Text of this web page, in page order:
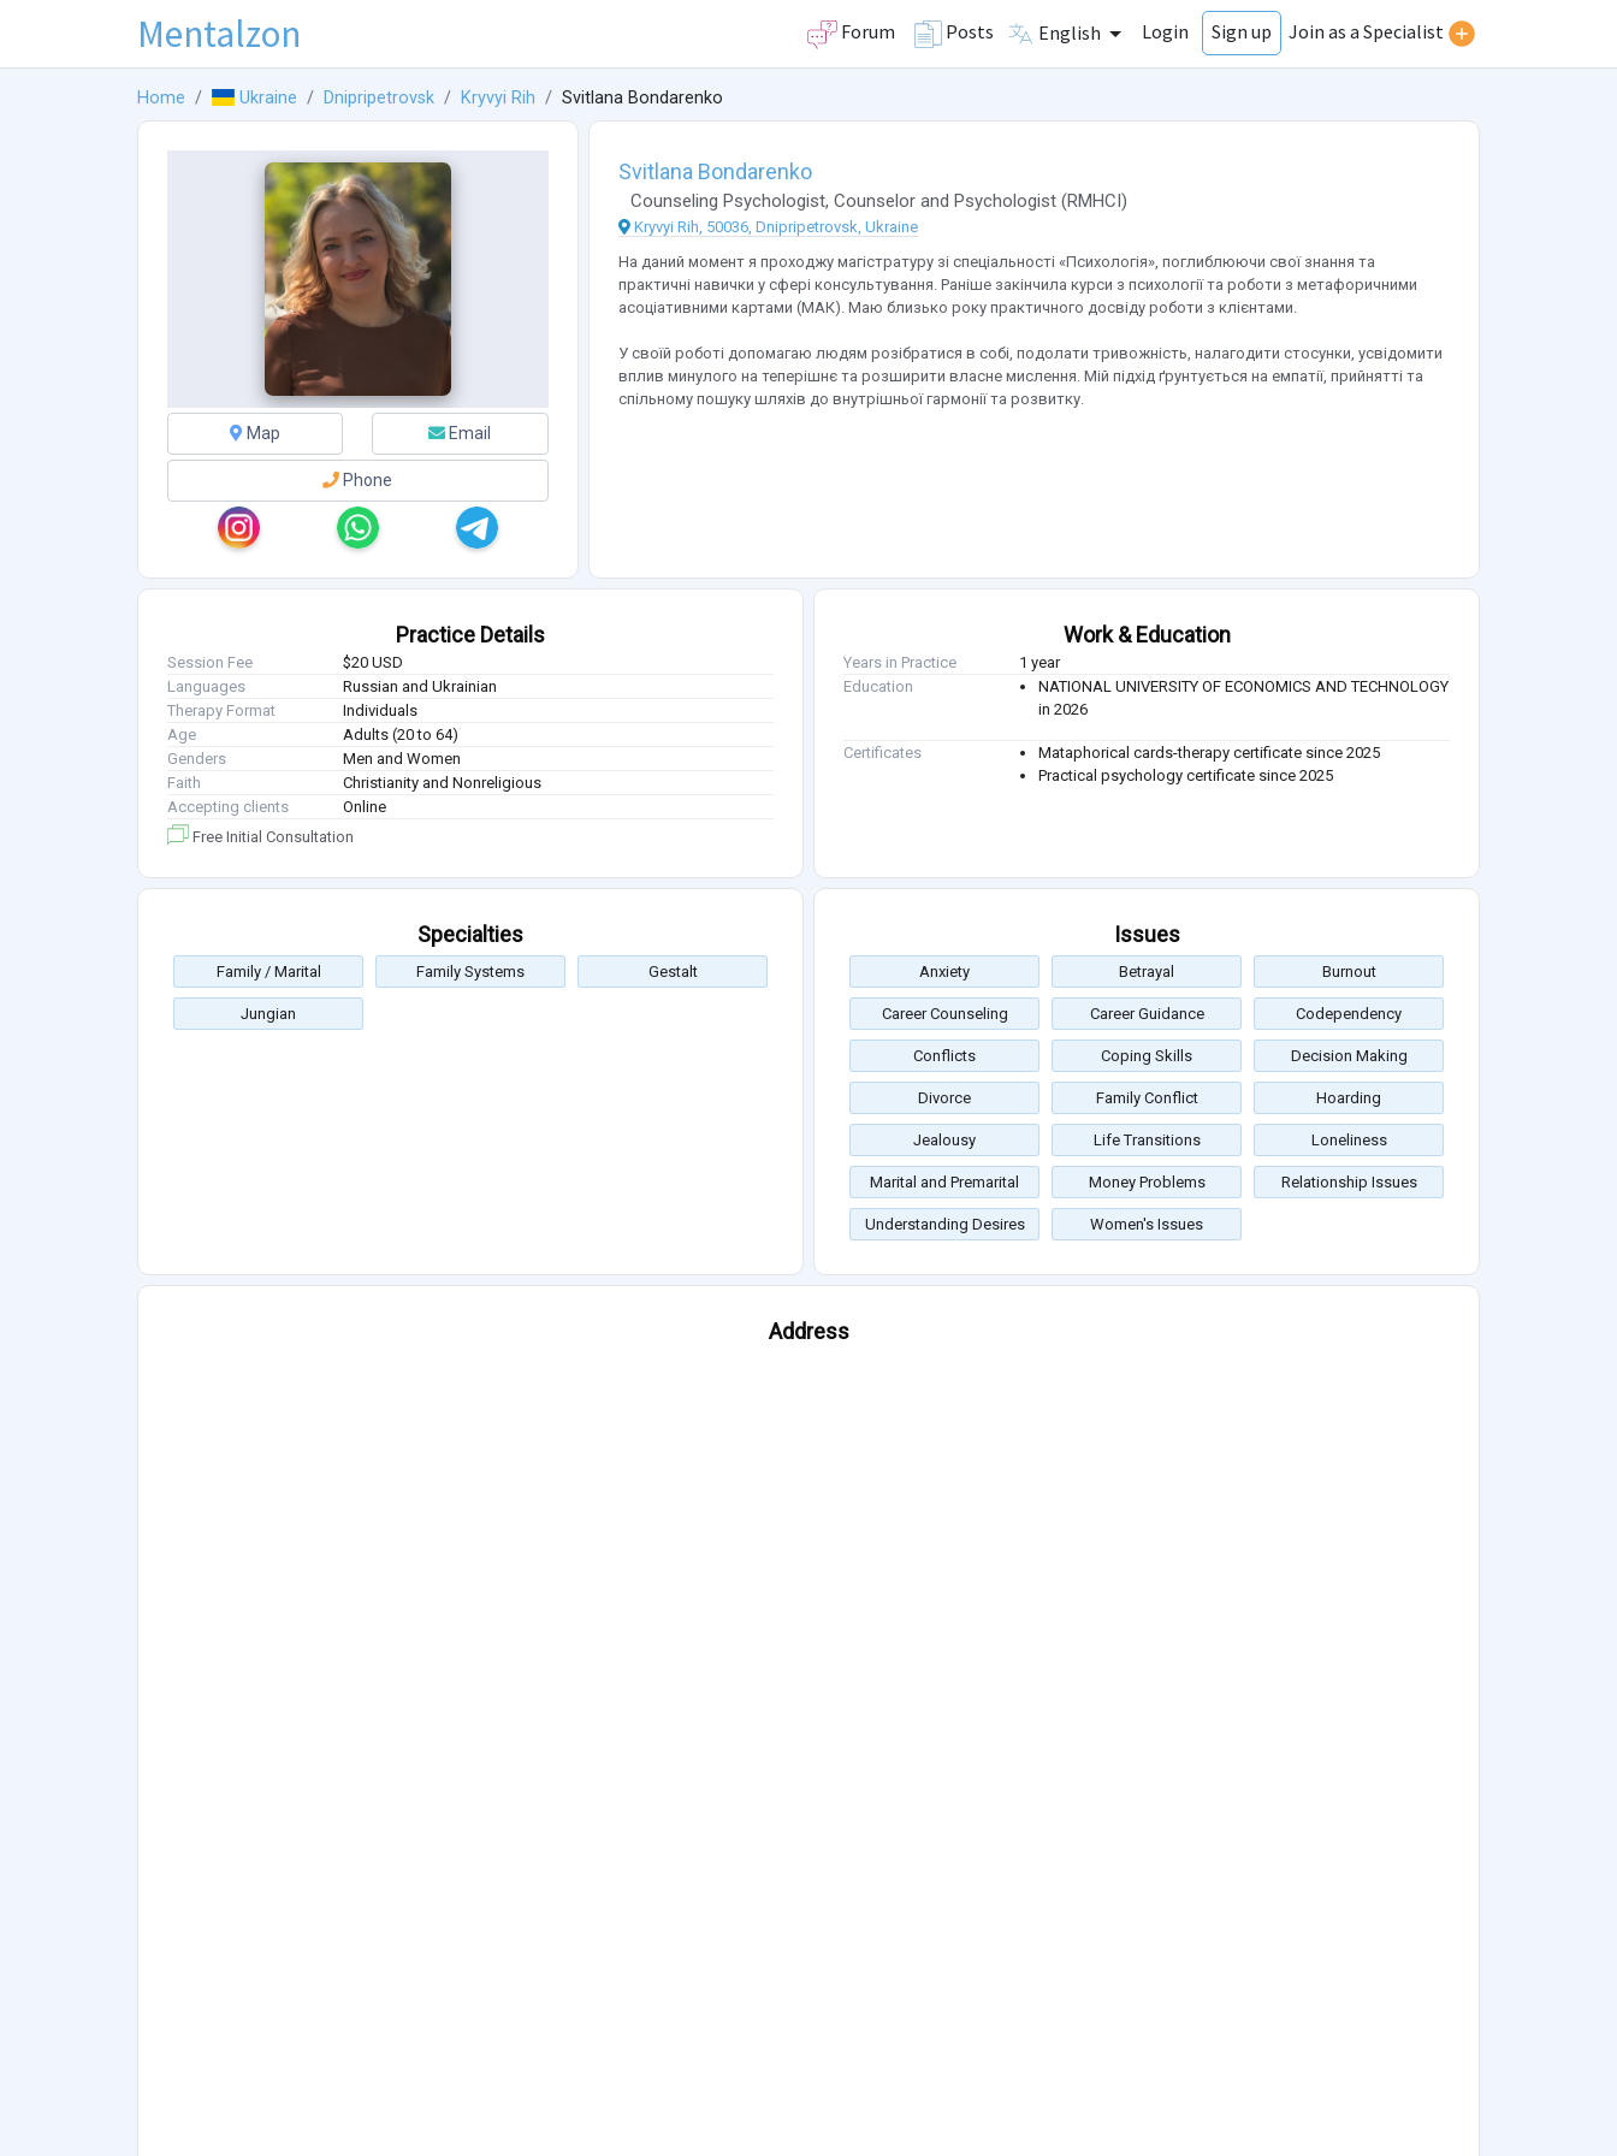
Mentalzon Forum Posts English Login Sign up Join as a Specialist
Home Ukraine Dnipripetrovsk Kryvyi Rih Svitlana Bondarenko
Map Email
Phone
Svitlana Bondarenko
Counseling Psychologist, Counselorand Psychologist (RMHCI )
Kryvyi Rih, 50036, Dnipripetrovsk, Ukraine
На даний момент я проходжу магістратуру зі спеціальності «Психологія», поглиблюючи свої знання та
практичні навички у сфері консультування. Раніше закінчила курси з психології та роботи з метафоричними
асоціативними картами (МАК). Маю близько року практичного досвіду роботи з клієнтами.
У своїй роботі допомагаю людям розібратися в собі, подолати тривожність, налагодити стосунки, усвідомити
вплив минулого на теперішнє та розширити власне мислення. Мій підхід ґрунтується на емпатії, прийнятті та
спільному пошуку шляхів до внутрішньої гармонії та розвитку.
Practice Details
Session Fee
$20 USD
Languages
Russian and Ukrainian
Therapy Format
Individuals
Age
Adults (20 to 64)
Genders
Men and Women
Faith
Christianity and Nonreligious
Accepting clients
Online
Free Initial Consultation
Work & Education
Years in Practice
1 year
Education
NATIONAL UNIVERSITY OF ECONOMICS AND TECHNOLOGY
in 2026
Certificates
Mataphorical cards-therapy certificate since 2025
Practical psychology certificate since 2025
Specialties
Family / Marital Family Systems Gestalt
Jungian
Issues
Anxiety Betrayal Burnout
Career Counseling Career Guidance Codependency
Conflicts Coping Skills Decision Making
Divorce Family Conflict Hoarding
Jealousy Life Transitions Loneliness
Marital and Premarital Money Problems Relationship Issues
Understanding Desires Women's Issues
Address